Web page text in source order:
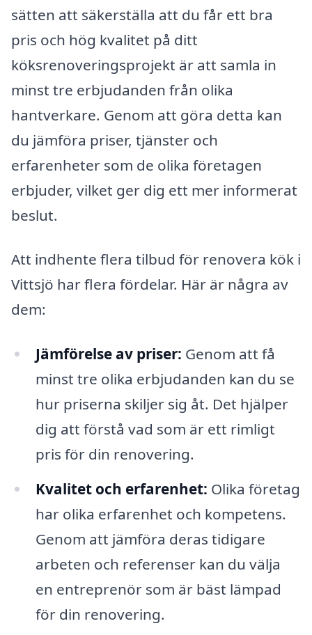
sätten att säkerställa att du får ett bra
pris och hög kvalitet på ditt
köksrenoveringsprojekt är att samla in
minst tre erbjudanden från olika
hantverkare. Genom att göra detta kan
du jämföra priser, tjänster och
erfarenheter som de olika företagen
erbjuder, vilket ger dig ett mer informerat
beslut.
Att indhente flera tilbud för renovera kök i
Vittsjö har flera fördelar. Här är några av
dem:
Jämförelse av priser: Genom att få
minst tre olika erbjudanden kan du se
hur priserna skiljer sig åt. Det hjälper
dig att förstå vad som är ett rimligt
pris för din renovering.
Kvalitet och erfarenhet: Olika företag
har olika erfarenhet och kompetens.
Genom att jämföra deras tidigare
arbeten och referenser kan du välja
en entreprenör som är bäst lämpad
för din renovering.